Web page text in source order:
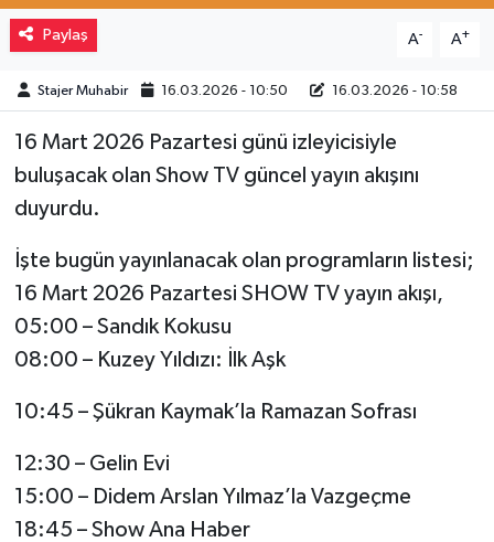
Paylaş A- A+
Stajer Muhabir 16.03.2026 - 10:50 16.03.2026 - 10:58
16 Mart 2026 Pazartesi günü izleyicisiyle
buluşacak olan Show TV güncel yayın akışını
duyurdu.
İşte bugün yayınlanacak olan programların listesi;
16 Mart 2026 Pazartesi SHOW TV yayın akışı,
05:00 – Sandık Kokusu
08:00 – Kuzey Yıldızı: İlk Aşk
10:45 – Şükran Kaymak’la Ramazan Sofrası
12:30 – Gelin Evi
15:00 – Didem Arslan Yılmaz’la Vazgeçme
18:45 – Show Ana Haber
Sağlık
Spor
Türkiye
Video Haber
Yaşam
Yeme-İçme
Yemek